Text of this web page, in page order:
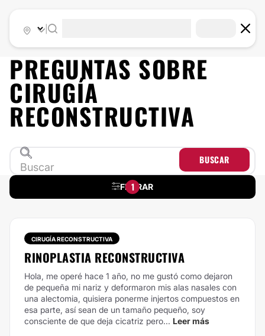
PREGUNTAS SOBRE
CIRUGÍA
RECONSTRUCTIVA
BUSCAR
FILTRAR
1
CIRUGÍA RECONSTRUCTIVA
RINOPLASTIA RECONSTRUCTIVA
Hola, me operé hace 1 año, no me gustó como dejaron
de pequeña mi nariz y deformaron mis alas nasales con
una alectomia, quisiera ponerme injertos compuestos en
esa parte, así sean de un tamaño pequeño, soy
consciente de que deja cicatriz pero... Leer más